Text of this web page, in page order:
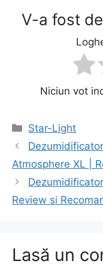
V-a fost
Niciun vot
Categorii
Star-Light
Navigare
în
articole
Atmosphere XL |
Review si
Lasă un